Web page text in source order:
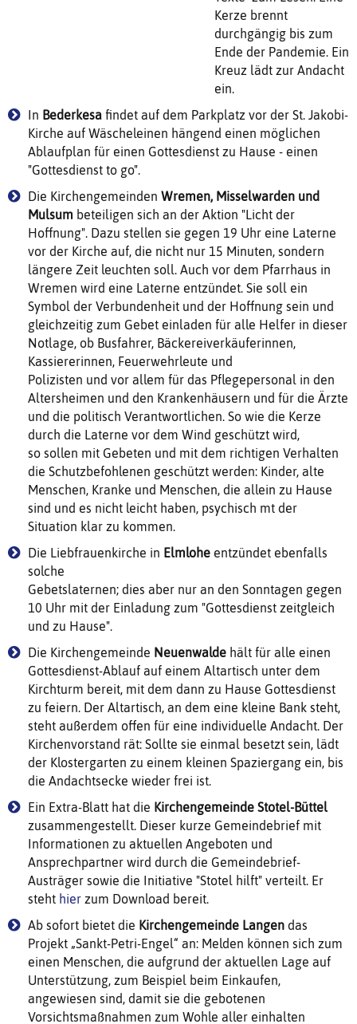
Kerze brennt
durchgängig bis zum
Ende der Pandemie. Ein
Kreuz lädt zur Andacht
ein.
In Bederkesa findet auf dem Parkplatz vor der St. Jakobi-
Kirche auf Wäscheleinen hängend einen möglichen
Ablaufplan für einen Gottesdienst zu Hause - einen
"Gottesdienst to go".
Die Kirchengemeinden Wremen, Misselwarden und
Mulsum beteiligen sich an der Aktion "Licht der
Hoffnung". Dazu stellen sie gegen 19 Uhr eine Laterne
vor der Kirche auf, die nicht nur 15 Minuten, sondern
längere Zeit leuchten soll. Auch vor dem Pfarrhaus in
Wremen wird eine Laterne entzündet. Sie soll ein
Symbol der Verbundenheit und der Hoffnung sein und
gleichzeitig zum Gebet einladen für alle Helfer in dieser
Notlage, ob Busfahrer, Bäckereiverkäuferinnen,
Kassiererinnen, Feuerwehrleute und
Polizisten und vor allem für das Pflegepersonal in den
Altersheimen und den Krankenhäusern und für die Ärzte
und die politisch Verantwortlichen. So wie die Kerze
durch die Laterne vor dem Wind geschützt wird,
so sollen mit Gebeten und mit dem richtigen Verhalten
die Schutzbefohlenen geschützt werden: Kinder, alte
Menschen, Kranke und Menschen, die allein zu Hause
sind und es nicht leicht haben, psychisch mt der
Situation klar zu kommen.
Die Liebfrauenkirche in Elmlohe entzündet ebenfalls
solche
Gebetslaternen; dies aber nur an den Sonntagen gegen
10 Uhr mit der Einladung zum "Gottesdienst zeitgleich
und zu Hause".
Die Kirchengemeinde Neuenwalde hält für alle einen
Gottesdienst-Ablauf auf einem Altartisch unter dem
Kirchturm bereit, mit dem dann zu Hause Gottesdienst
zu feiern. Der Altartisch, an dem eine kleine Bank steht,
steht außerdem offen für eine individuelle Andacht. Der
Kirchenvorstand rät: Sollte sie einmal besetzt sein, lädt
der Klostergarten zu einem kleinen Spaziergang ein, bis
die Andachtsecke wieder frei ist.
Ein Extra-Blatt hat die Kirchengemeinde Stotel-Büttel
zusammengestellt. Dieser kurze Gemeindebrief mit
Informationen zu aktuellen Angeboten und
Ansprechpartner wird durch die Gemeindebrief-
Austräger sowie die Initiative "Stotel hilft" verteilt. Er
steht hier zum Download bereit.
Ab sofort bietet die Kirchengemeinde Langen das
Projekt „Sankt-Petri-Engel“ an: Melden können sich zum
einen Menschen, die aufgrund der aktuellen Lage auf
Unterstützung, zum Beispiel beim Einkaufen,
angewiesen sind, damit sie die gebotenen
Vorsichtsmaßnahmen zum Wohle aller einhalten